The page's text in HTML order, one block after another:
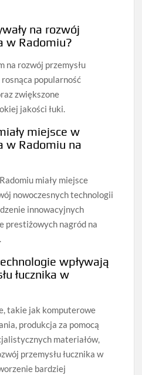
na rozwój
w Radomiu?
na rozwój przemysłu
rosnąca popularność
zwiększone
jakości łuki.
miejsce w
w Radomiu na
miały miejsce
nowoczesnych technologii
innowacyjnych
prestiżowych nagród na
wpływają
łucznika w
takie jak komputerowe
produkcja za pomocą
materiałów,
przemysłu łucznika w
bardziej